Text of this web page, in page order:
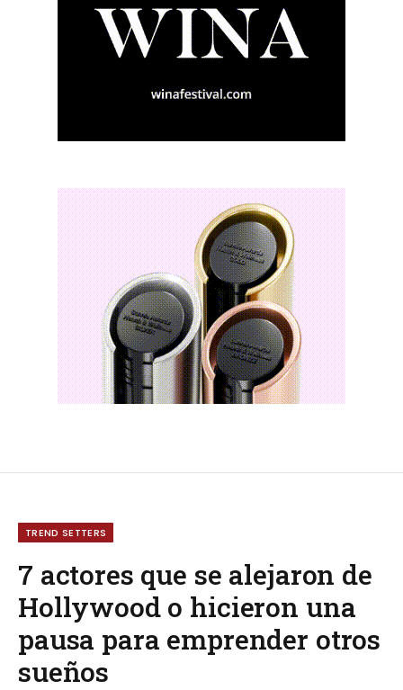
TREND SETTERS
7 actores que se alejaron de
Hollywood o hicieron una
pausa para emprender otros
sueños